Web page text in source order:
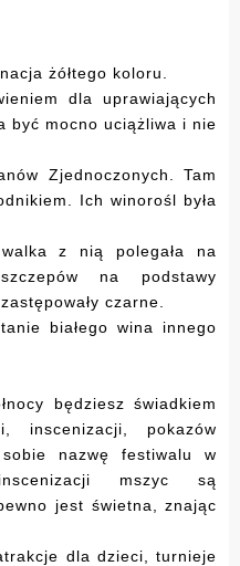
żółtego koloru.
dla uprawiających
być mocno uciążliwa i nie
Zjednoczonych. Tam
Ich winorośl była
z nią polegała na
na podstawy
czarne.
białego wina innego
będziesz świadkiem
inscenizacji, pokazów
nazwę festiwalu w
mszyc są
jest świetna, znając
dla dzieci, turnieje